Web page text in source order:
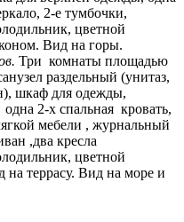
2-е тумбочки,
цветной
Вид на горы.
Три комнаты площадью
раздельный (унитаз,
шкаф для одежды,
2-х спальная кровать,
мебели , журнальный
,два кресла
цветной
на террасу. Вид на море и